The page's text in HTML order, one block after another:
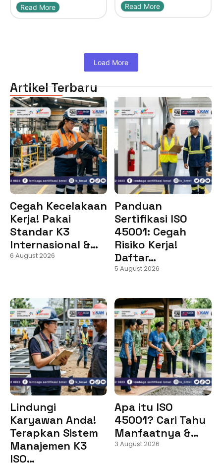
Read More
Read More
Load More
Artikel Terbaru
Cegah Kecelakaan
Kerja! Pakai
Standar K3
Internasional &…
6 August 2026
Panduan
Sertifikasi ISO
45001: Cegah
Risiko Kerja!
Daftar…
5 August 2026
Lindungi
Karyawan Anda!
Terapkan Sistem
Manajemen K3
ISO…
Apa itu ISO
45001? Cari Tahu
Manfaatnya &…
3 August 2026